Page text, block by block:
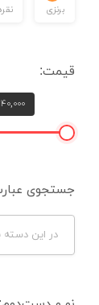
برنزی
قیمت:
۱۴۰,۰۰۰ تومان - ۱,۴۰۰,۰۰۰
جستجوی